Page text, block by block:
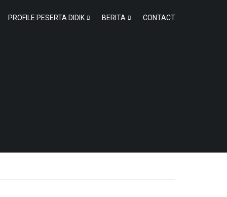
PROFILE PESERTA DIDIK BERITA CONTACT